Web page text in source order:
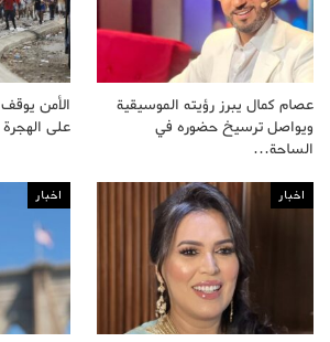
عصام كمال يبرز رؤيته الموسيقية
ويواصل ترسيخ حضوره في
الساحة…
الأمن
على
اخبار اخبار